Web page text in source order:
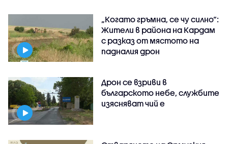
„Когато гръмна, се чу силно“:
Жители в района на Кардам
с разказ от мястото на
падналия дрон
Дрон се взриви в
българското небе, службите
изясняват чий е